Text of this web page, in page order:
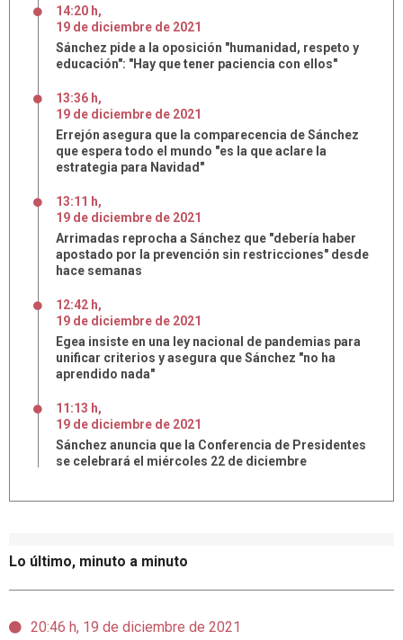
Lo último, minuto a minuto
20:46 h, 19 de diciembre de 2021
14:20 h,
19 de diciembre de 2021
Sánchez pide a la oposición "humanidad, respeto y
educación": "Hay que tener paciencia con ellos"
13:36 h,
19 de diciembre de 2021
Errejón asegura que la comparecencia de Sánchez
que espera todo el mundo "es la que aclare la
estrategia para Navidad"
13:11 h,
19 de diciembre de 2021
Arrimadas reprocha a Sánchez que "debería haber
apostado por la prevención sin restricciones" desde
hace semanas
12:42 h,
19 de diciembre de 2021
Egea insiste en una ley nacional de pandemias para
unificar criterios y asegura que Sánchez "no ha
aprendido nada"
11:13 h,
19 de diciembre de 2021
Sánchez anuncia que la Conferencia de Presidentes
se celebrará el miércoles 22 de diciembre